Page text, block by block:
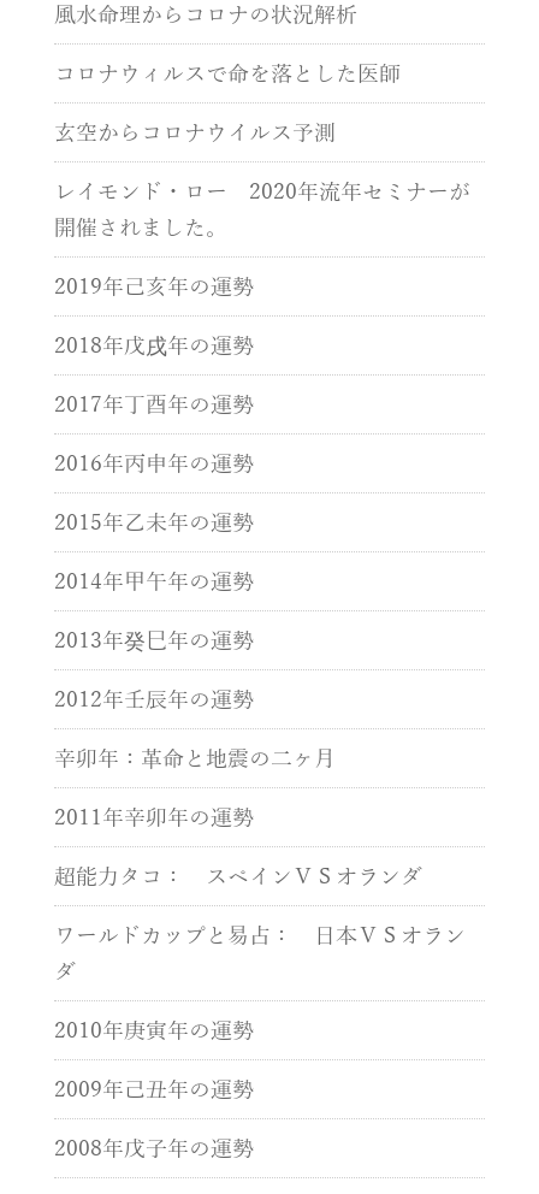
風水命理からコロナの状況解析
コロナウィルスで命を落とした医師
玄空からコロナウイルス予測
レイモンド・ロー 2020年流年セミナーが
開催されました。
2019年己亥年の運勢
2018年戊戌年の運勢
2017年丁酉年の運勢
2016年丙申年の運勢
2015年乙未年の運勢
2014年甲午年の運勢
2013年癸巳年の運勢
2012年壬辰年の運勢
辛卯年：革命と地震の二ヶ月
2011年辛卯年の運勢
超能力タコ： スペインＶＳオランダ
ワールドカップと易占： 日本ＶＳオラン
ダ
2010年庚寅年の運勢
2009年己丑年の運勢
2008年戊子年の運勢